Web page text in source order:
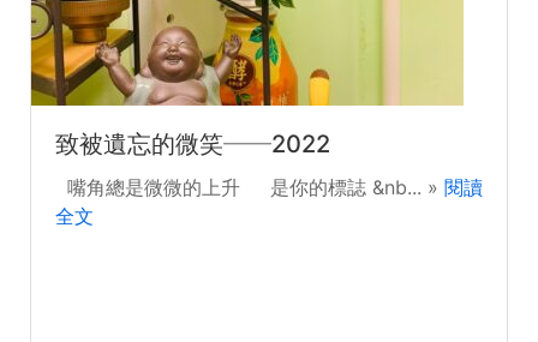
致被遺忘的微笑──2022
嘴角總是微微的上升 是你的標誌 &nb... » 閱讀
全文